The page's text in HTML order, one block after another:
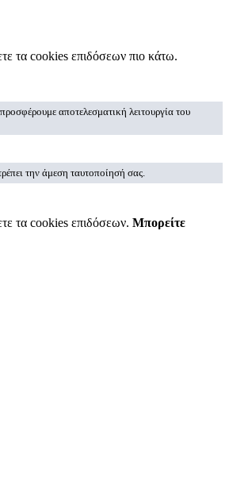
τα cookies επιδόσεων πιο κάτω.
αποτελεσματική λειτουργία του
την άμεση ταυτοποίησή σας.
τα cookies επιδόσεων. Μπορείτε